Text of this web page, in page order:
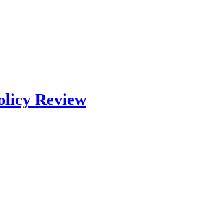
Review